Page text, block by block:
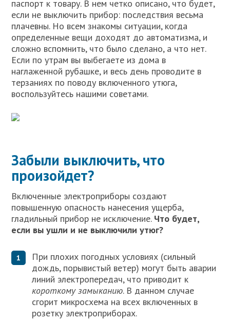
паспорт к товару. В нем четко описано, что будет,
если не выключить прибор: последствия весьма
плачевны. Но всем знакомы ситуации, когда
определенные вещи доходят до автоматизма, и
сложно вспомнить, что было сделано, а что нет.
Если по утрам вы выбегаете из дома в
наглаженной рубашке, и весь день проводите в
терзаниях по поводу включенного утюга,
воспользуйтесь нашими советами.
Забыли выключить, что
произойдет?
Включенные электроприборы создают
повышенную опасность нанесения ущерба,
гладильный прибор не исключение. Что будет,
если вы ушли и не выключили утюг?
При плохих погодных условиях (сильный
дождь, порывистый ветер) могут быть аварии
линий электропередач, что приводит к
короткому замыканию. В данном случае
сгорит микросхема на всех включенных в
розетку электроприборах.